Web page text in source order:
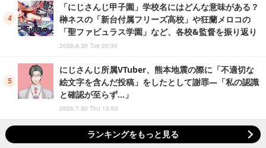
「にじさんじ甲子園」学校名にはどんな意味がある？
榊ネスの「新台付属フリーズ高校」や狂蘭メロコの
「聖ファビュラス学園」など、各校&監督を振り返り
2026.6.30 Tue 20:30
にじさんじ所属VTuber、熊本地震の際に「不適切な
絵文字を含んだ投稿」をしたとして謝罪―「私の認識
と確認が至らず…」
2026.7.30 Thu 13:00
ランキングをもっと見る